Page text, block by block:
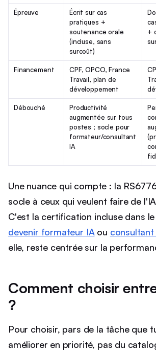
Épreuve
Écrit sur cas
pratiques +
soutenance orale
(incluse, sans
surcoût)
+
Financement
CPF, OPCO, France
Travail, plan de
développement
Débouché
Productivité
augmentée sur tous
postes ; socle pour
formateur/consultant
IA
Une nuance qui compte : la
socle à ceux qui veulent faire de
C'est la certification incluse dans
devenir formateur IAou consultant
elle, reste centrée sur la
Comment choisir
?
Pour choisir, pars de la tâche que
améliorer en priorité, pas du